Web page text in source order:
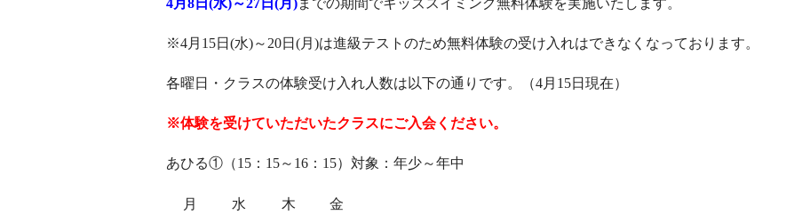
4月8 日(水)～27日(月)までの期間でキッズスイミング無料体験を実施いたします。
※4月15日(水)～20日(月)は進級テストのため無料体験の受け入れはできなくなっております。
各曜日・クラスの体験受け入れ人数は以下の通りです。（4月15日現在）
※体験を受けていただいたクラスにご入会ください。
あひる①（15：15～16：15）対象：年少～年中
月 水 木
金